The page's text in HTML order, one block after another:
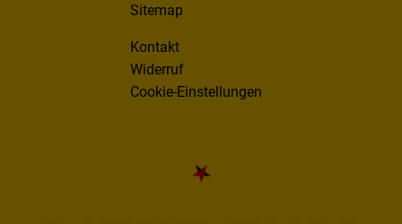
Sitemap
Kontakt
Widerruf
Cookie-Einstellungen